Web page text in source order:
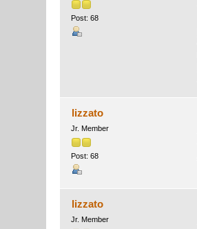
Post: 68
lizzato
Jr. Member
Post: 68
lizzato
Jr. Member